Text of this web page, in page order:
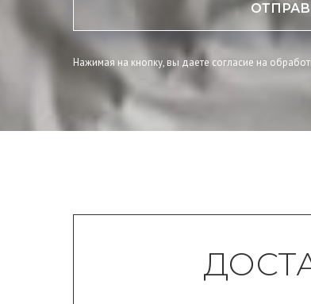
Нажимая на кнопку, вы даете согласие на